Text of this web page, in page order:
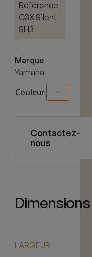
Référence
C3X Silent
SH3
Marque
Yamaha
Couleur
Contactez-
nous
Dimensions
LARGEUR